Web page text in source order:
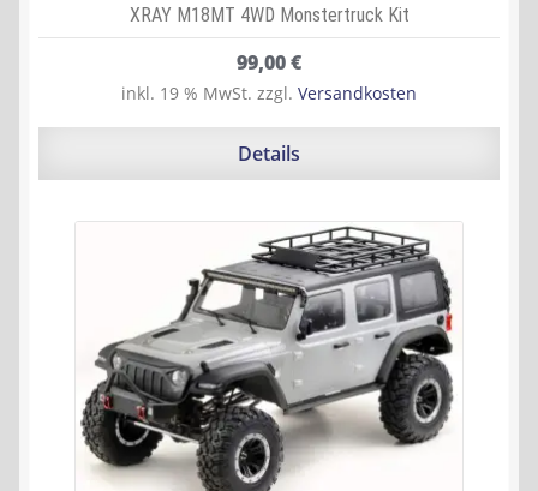
XRAY M18MT 4WD Monstertruck Kit
99,00€
inkl. 19 % MwSt. zzgl. Versandkosten
Details